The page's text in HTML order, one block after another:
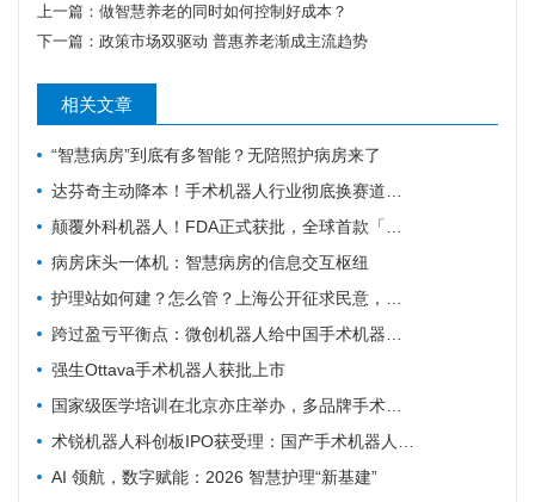
上一篇： 做智慧养老的同时如何控制好成本？
下一篇： 政策市场双驱动 普惠养老渐成主流趋势
相关文章
“智慧病房”到底有多智能？无陪照护病房来了
达芬奇主动降本！手术机器人行业彻底换赛道，国产替代迎关键变局
颠覆外科机器人！FDA正式获批，全球首款「三模合一」手术机器人诞生
病房床头一体机：智慧病房的信息交互枢纽
护理站如何建？怎么管？上海公开征求民意，重点聚焦社区护理规范化
跨过盈亏平衡点：微创机器人给中国手术机器人行业带来的三个信号
强生Ottava手术机器人获批上市
国家级医学培训在北京亦庄举办，多品牌手术机器人首次集中现场实操
术锐机器人科创板IPO获受理：国产手术机器人"四小龙"冲刺资本市场的背后
AI 领航，数字赋能：2026 智慧护理“新基建”